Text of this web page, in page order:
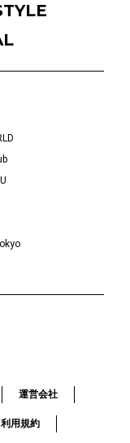
運営会社
利用規約